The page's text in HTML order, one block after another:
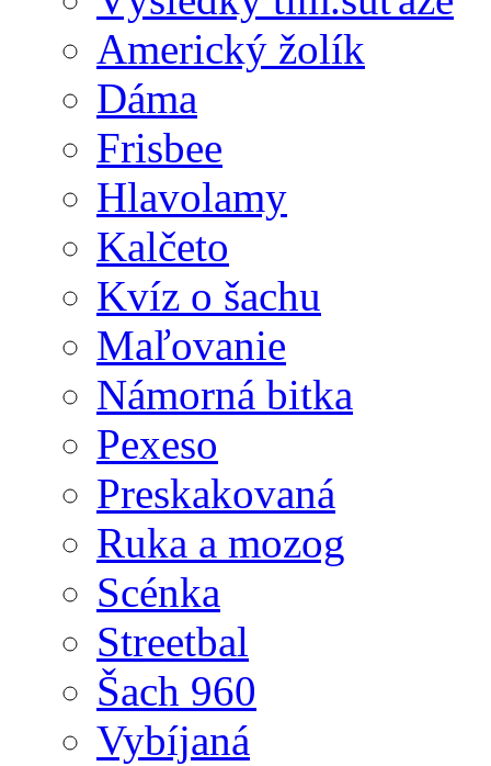
Americký žolík
Dáma
Frisbee
Hlavolamy
Kalčeto
Kvíz o šachu
Maľovanie
Námorná bitka
Pexeso
Preskakovaná
Ruka a mozog
Scénka
Streetbal
Šach 960
Vybíjaná